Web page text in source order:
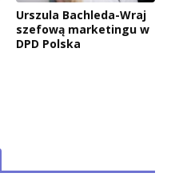
Urszula Bachleda-Wraj
szefową marketingu w
DPD Polska